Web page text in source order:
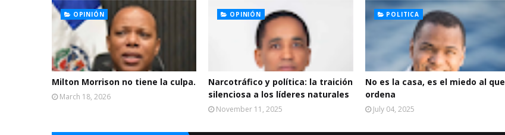
OPINIÓN
Milton Morrison no tiene la culpa.
March 18, 2026
OPINIÓN
Narcotráfico y política: la traición
silenciosa a los líderes naturales
November 11, 2025
POLITICA
No es la casa, es el miedo al que
ordena
July 04, 2025